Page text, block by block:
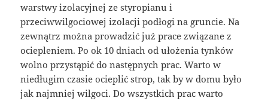
warstwy izolacyjnej ze styropianu i
przeciwwilgociowej izolacji podłogi na gruncie. Na
zewnątrz można prowadzić już prace związane z
ociepleniem. Po ok 10 dniach od ułożenia tynków
wolno przystąpić do następnych prac. Warto w
niedługim czasie ocieplić strop, tak by w domu było
jak najmniej wilgoci. Do wszystkich prac warto